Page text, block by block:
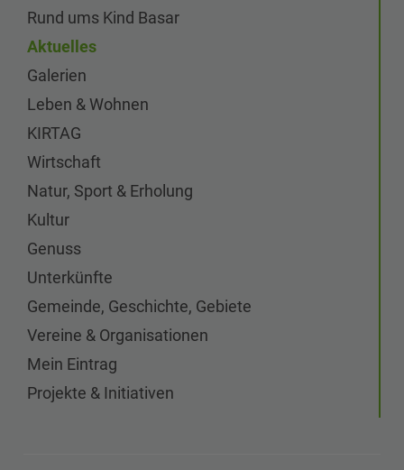
Rund ums Kind Basar
Aktuelles
Galerien
Leben & Wohnen
KIRTAG
Wirtschaft
Natur, Sport & Erholung
Kultur
Genuss
Unterkünfte
Gemeinde, Geschichte, Gebiete
Vereine & Organisationen
Mein Eintrag
Projekte & Initiativen